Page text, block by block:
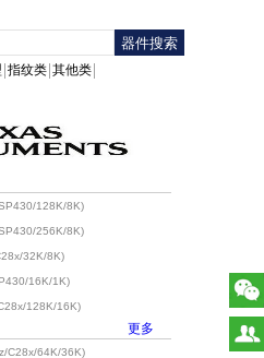
指纹类 其他类
128K/8K)
256K/8K)
32K/8K)
16K/1K)
128K/16K)
更多
C28x/64K/36K)